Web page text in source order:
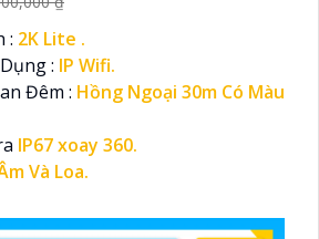
: 2K Lite .
: IP Wifi.
Đêm : Hồng Ngoại 30m Có Màu
IP67 xoay 360.
Và Loa.